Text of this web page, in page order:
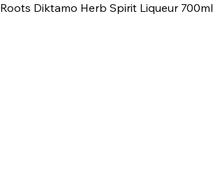
Roots Diktamo Herb Spirit Liqueur 700ml